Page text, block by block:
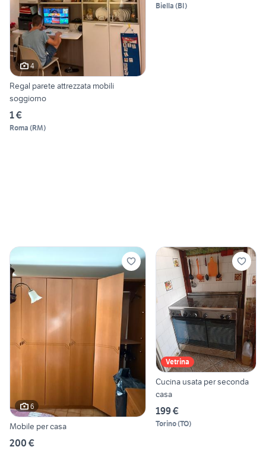
4
Regal parete attrezzata mobili
soggiorno
1 €
Roma (RM)
Biella (BI)
6
Mobile per casa
200 €
Vetrina
Cucina usata per seconda
casa
199 €
Torino(TO)